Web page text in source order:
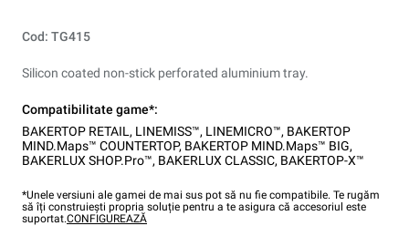
Cod: TG415
Silicon coated non-stick perforated aluminium tray.
Compatibilitate game*:
BAKERTOP RETAIL , LINEMISS™, LINEMICRO™, BAKERTOP
MIND.Maps™ COUNTERTOP, BAKERTOP MIND.Maps™ BIG,
BAKERLUX SHOP.Pro™, BAKERLUX CLASSIC, BAKERTOP-X™
*Unele versiuni ale gamei de mai sus pot să nu fie compatibile. Te rugăm
să îți construiești propria soluție pentru a te asigura că accesoriul este
suportat.CONFIGUREAZĂ